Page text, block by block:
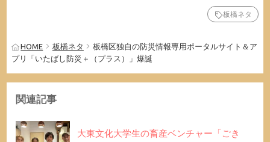
板橋ネタ
HOME 板橋ネタ
板橋区独自の防災情報専用ポータルサイト＆ア
プリ「いたばし防災＋（プラス）」爆誕
関連記事
大東文化大学生の畜産ベンチャー「ごき